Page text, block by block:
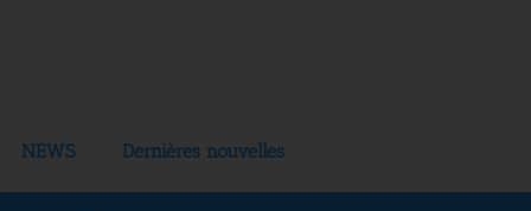
NEWS Dernières nouvelles